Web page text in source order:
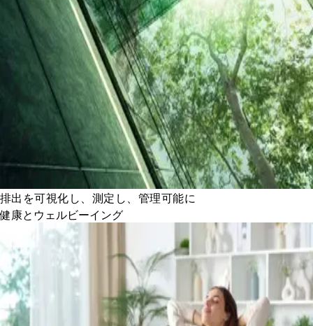
排出を可視化し、測定し、管理可能に
健康とウェルビーイング